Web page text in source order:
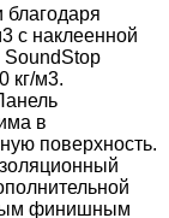
благодаря
с наклеенной
SoundStop
кг/м3.
в
поверхность.
финишным